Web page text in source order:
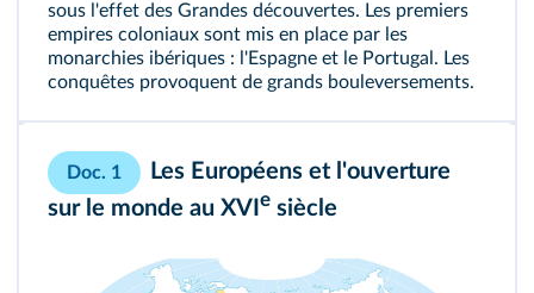
sous l'effet des Grandes découvertes. Les premiers
empires coloniaux sont mis en place par les
monarchies ibériques : l'Espagne et le Portugal. Les
conquêtes provoquent de grands bouleversements.
Doc. 1
Les Européens et l'ouverture
sur le monde au XVI e siècle